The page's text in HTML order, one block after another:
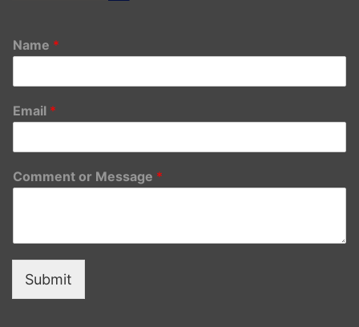
Name *
Email *
Comment or Message *
Submit